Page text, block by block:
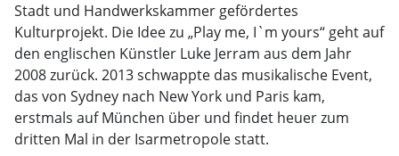
Stadt und Handwerkskammer gefördertes
Kulturprojekt. Die Idee zu „Play me, I`m yours“ geht auf
den englischen Künstler Luke Jerram aus dem Jahr
2008 zurück. 2013 schwappte das musikalische Event,
das von Sydney nach New York und Paris kam,
erstmals auf München über und findet heuer zum
dritten Mal in der Isarmetropole statt.